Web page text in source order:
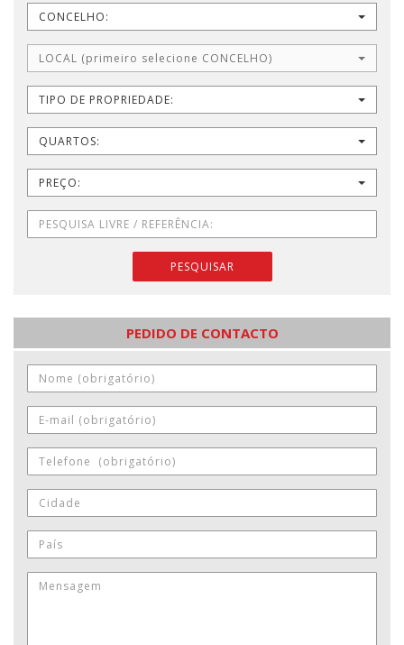
CONCELHO:
LOCAL (primeiro selecione CONCELHO)
TIPO DE PROPRIEDADE:
QUARTOS:
PREÇO:
PESQUISAR
PEDIDO DE CONTACTO